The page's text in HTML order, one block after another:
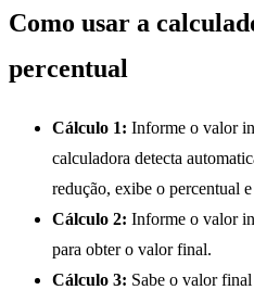
Como usar a
percentual
Cálculo 1: Informe o valor
calculadora detecta
redução, exibe o percentual
Cálculo 2: Informe o valor
para obter o valor final.
Cálculo 3: Sabe o valor